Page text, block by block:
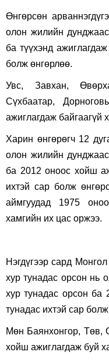
Өнгөрсөн
олон жилийн
ба түүхэнд
болж өнгөрлөө.
Увс, Завхан,
Сүхбаатар,
ажиглагдаж байгаагүй
Харин өнгөрөгч 12
олон жилийн
ба 2012 оноос хойш
ихтэй сар болж
аймгуудад 1975
хамгийн их цас оржээ.
Нэгдүгээр сард
хур тунадас орсон нь
хур тунадас орсон ба
тунадас ихтэй сар
Мөн Баянхонгор, Төв,
хойш ажиглагдаж буй